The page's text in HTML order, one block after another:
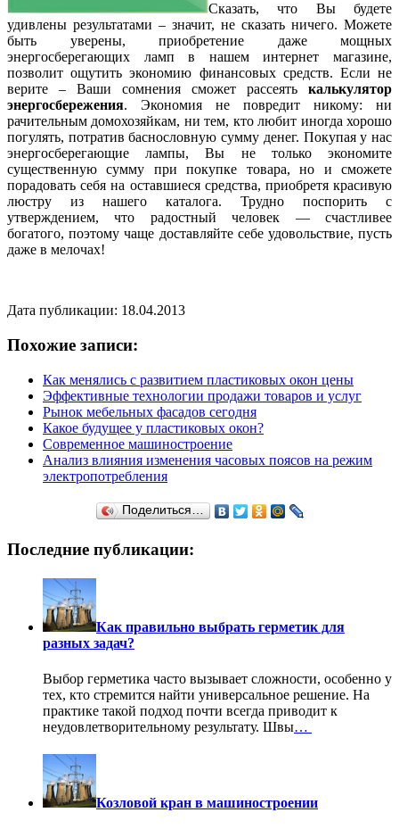
Сказать, что Вы будете
удивлены результатами – значит, не сказать ничего. Можете
быть уверены, приобретение даже мощных
энергосберегающих ламп в нашем интернет магазине,
позволит ощутить экономию финансовых средств. Если не
верите – Ваши сомнения сможет рассеять калькулятор
энергосбережения. Экономия не повредит никому: ни
рачительным домохозяйкам, ни тем, кто любит иногда хорошо
погулять, потратив баснословную сумму денег. Покупая у нас
энергосберегающие лампы, Вы не только экономите
существенную сумму при покупке товара, но и сможете
порадовать себя на оставшиеся средства, приобретя красивую
люстру из нашего каталога. Трудно поспорить с
утверждением, что радостный человек — счастливее
богатого, поэтому чаще доставляйте себе удовольствие, пусть
даже в мелочах!
Дата публикации: 18.04.2013
Похожие записи:
Как менялись с развитием пластиковых окон цены
Эффективные технологии продажи товаров и услуг
Рынок мебельных фасадов сегодня
Какое будущее у пластиковых окон?
Современное машиностроение
Анализ влияния изменения часовых поясов на режим
электропотребления
Поделиться…
Последние публикации:
Как правильно выбрать герметик для
разных задач?
Выбор герметика часто вызывает сложности, особенно у
тех, кто стремится найти универсальное решение. На
практике такой подход почти всегда приводит к
неудовлетворительному результату. Швы…
Козловой кран в машиностроении